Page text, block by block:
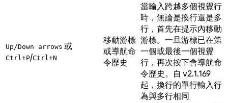
Up/Down arrows 或
Ctrl+P/Ctrl+N
移動游標
或導航命
令歷史
當輸入跨越多個視覺行
時，無論是換行還是多
行，首先在提示內移動
游標。一旦游標已在第
一個或最後一個視覺
行，再次按下會導航命
令歷史。自 v2.1.169
起，換行的單行輸入行
為與多行相同